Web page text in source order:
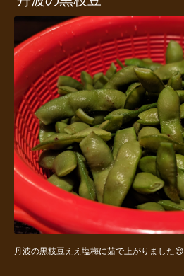
丹波の黒枝豆ええ塩梅に茹で上がりました😊